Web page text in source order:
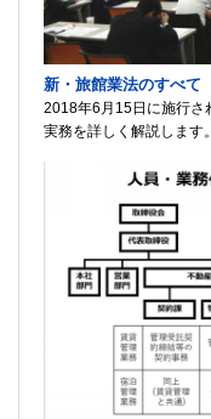
新・旅館業法のすべて
2018年6月15日に施行さ
実務を詳しく解説します。